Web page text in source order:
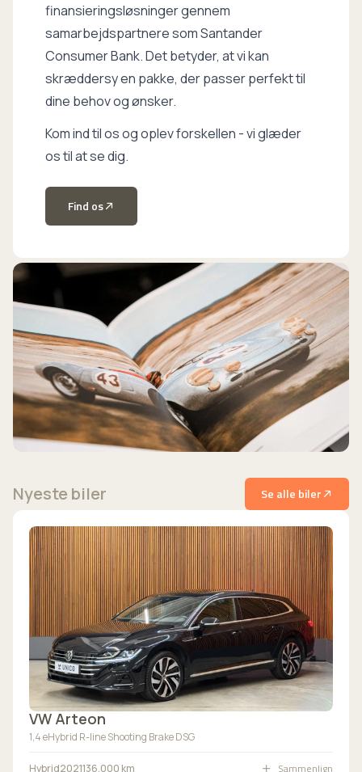
finansieringsløsninger gennem
samarbejdspartnere som Santander
Consumer Bank. Det betyder, at vi kan
skræddersy en pakke, der passer perfekt til
dine behov og ønsker.
Kom ind til os og oplev forskellen - vi glæder
os til at se dig.
Find os
Nyeste biler Se alle biler
VW Arteon
1,4 eHybrid R-line Shooting Brake DSG
Hybrid2021136.000 km Sammenlign